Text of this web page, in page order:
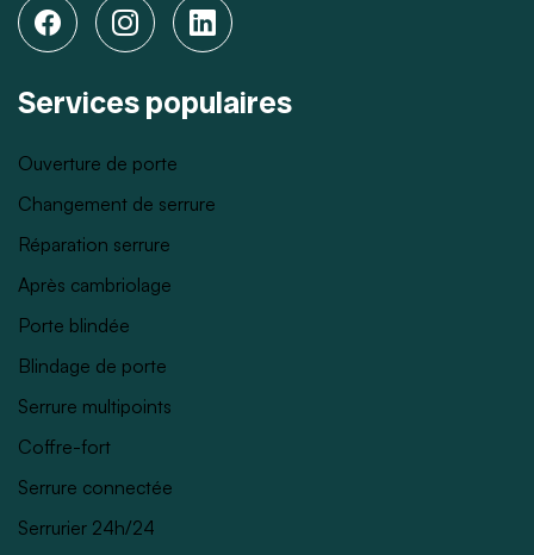
Services populaires
Ouverture de porte
Changement de serrure
Réparation serrure
Après cambriolage
Porte blindée
Blindage de porte
Serrure multipoints
Coffre-fort
Serrure connectée
Serrurier 24h/24